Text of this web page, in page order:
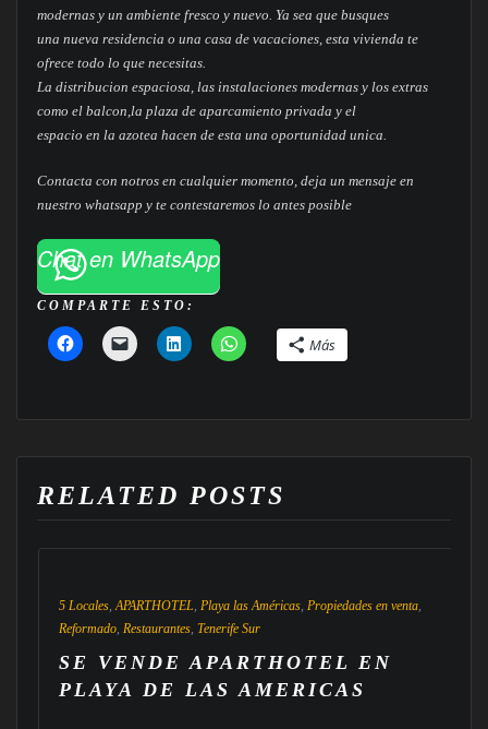
modernas y un ambiente fresco y nuevo. Ya sea que busques
una nueva residencia o una casa de vacaciones, esta vivienda te
ofrece todo lo que necesitas.
La distribucion espaciosa, las instalaciones modernas y los extras
como el balcon,la plaza de aparcamiento privada y el
espacio en la azotea hacen de esta una oportunidad unica.
Contacta con notros en cualquier momento, deja un mensaje en
nuestro whatsapp y te contestaremos lo antes posible
Chat en WhatsApp
COMPARTE ESTO:
Más
RELATED POSTS
5 Locales, APARTHOTEL, Playa las Américas, Propiedades en venta,
Reformado, Restaurantes, Tenerife Sur
SE VENDE APARTHOTEL EN
PLAYA DE LAS AMERICAS